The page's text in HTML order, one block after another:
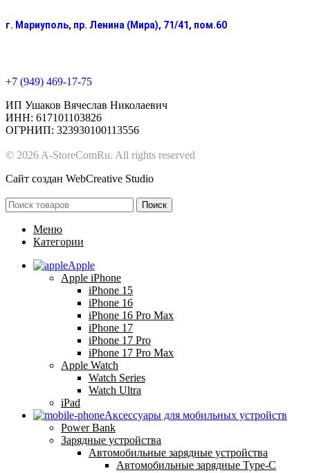
г. Мариуполь, пр. Ленина (Мира), 71/41, пом.60
+7 (949) 469-17-75
ИП Ушаков Вячеслав Николаевич
ИНН: 617101103826
ОГРНИП: 323930100113556
© 2026 A-StoreComRu. All rights reserved
Сайт создан WebCreative Studio
Поиск
Меню
Категории
Apple
Apple iPhone
iPhone 15
iPhone 16
iPhone 16 Pro Max
iPhone 17
iPhone 17 Pro
iPhone 17 Pro Max
Apple Watch
Watch Series
Watch Ultra
iPad
Аксессуары для мобильных устройств
Power Bank
Зарядные устройства
Автомобильные зарядные устройства
Автомобильные зарядные Type-C